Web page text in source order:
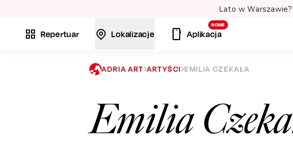
Lato w
Repertuar Lokalizacje
NOWE
Aplikacja
ADRIA ART ARTYŚCI EMILIA CZEKAŁA
Emilia